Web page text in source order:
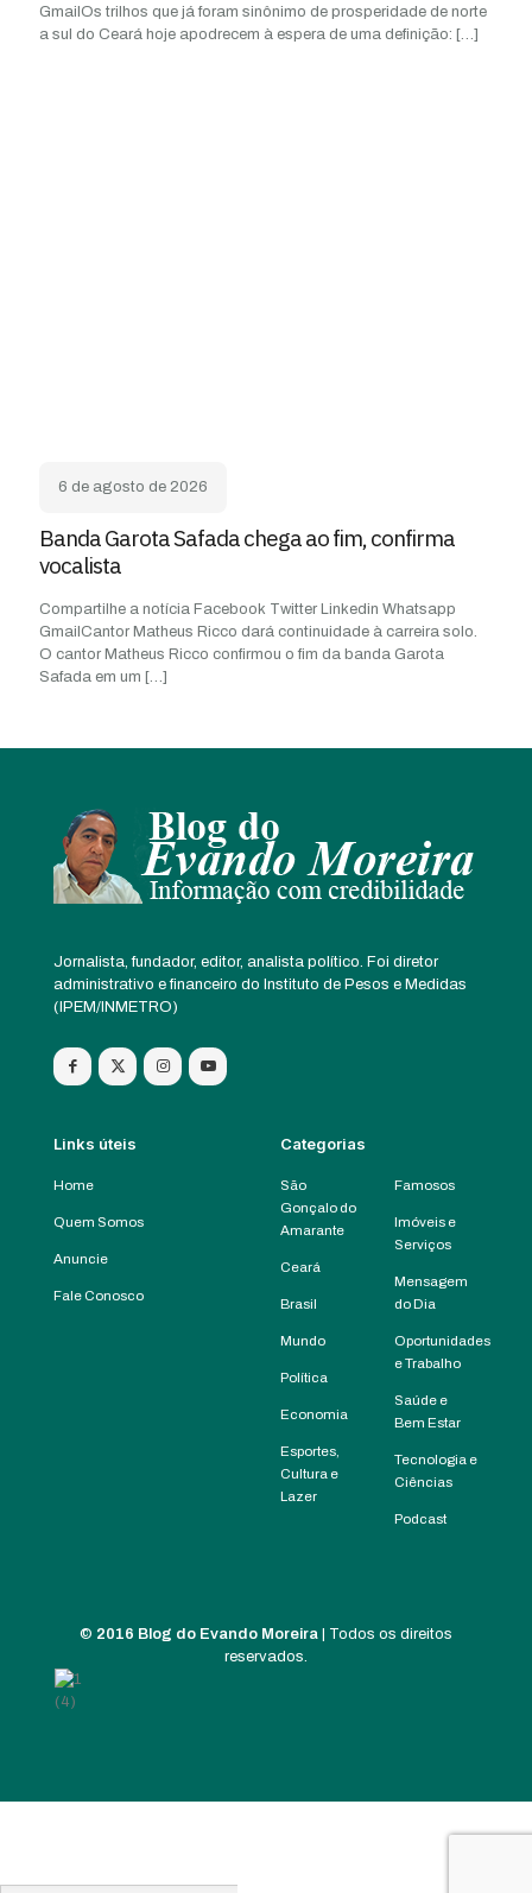
GmailOs trilhos que já foram sinônimo de prosperidade de norte
a sul do Ceará hoje apodrecem à espera de uma definição: […]
6 de agosto de 2026
Banda Garota Safada chega ao fim, confirma
vocalista
Compartilhe a notícia Facebook Twitter Linkedin Whatsapp
GmailCantor Matheus Ricco dará continuidade à carreira solo.
O cantor Matheus Ricco confirmou o fim da banda Garota
Safada em um […]
Jornalista, fundador, editor, analista político. Foi diretor
administrativo e financeiro do Instituto de Pesos e Medidas
(IPEM/INMETRO)
Links úteis
Home
Quem Somos
Anuncie
Fale Conosco
Categorias
São
Gonçalo do
Amarante
Ceará
Brasil
Mundo
Política
Economia
Esportes,
Cultura e
Lazer
Famosos
Imóveis e
Serviços
Mensagem
do Dia
Oportunidades
e Trabalho
Saúde e
Bem Estar
Tecnologia e
Ciências
Podcast
© 2016 Blog do Evando Moreira | Todos os direitos
reservados.